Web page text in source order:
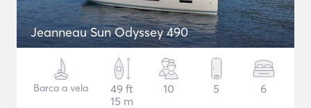
Jeanneau Sun Odyssey 490
Barca a vela
49 ft
15 m
10 5 6